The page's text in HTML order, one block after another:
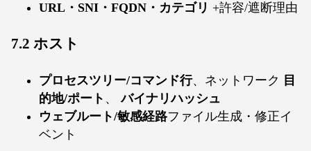
URL・SNI・FQDN・カテゴリ +許容/遮断理由
7.2 ホスト
プロセスツリー/コマンド行、ネットワーク 目
的地/ポート 、バイナリハッシュ
ウェブルート/敏感経路ファイル生成・修正イ
ベント